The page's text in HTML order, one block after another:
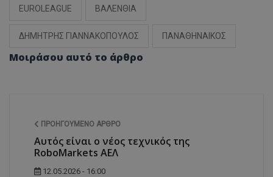
EUROLEAGUE ΒΑΛΕΝΘΙΑ
ΔΗΜΗΤΡΗΣ ΓΙΑΝΝΑΚΟΠΟΥΛΟΣ ΠΑΝΑΘΗΝΑΙΚΟΣ
Μοιράσου αυτό το άρθρο
ΠΡΟΗΓΟΎΜΕΝΟ ΆΡΘΡΟ
Αυτός είναι ο νέος τεχνικός της
RoboMarkets AEΛ
12.05.2026 - 16:00